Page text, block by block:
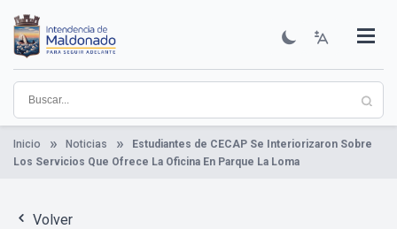
contenido
principal
Institucional
Municipios
Descubre Maldonado
Comunicación
Servicios
Guía De Trámites
Ver Noticias
Inicio Noticias
Estudiantes de CECAP Se Interiorizaron Sobre
Los Servicios Que Ofrece La Oficina En Parque La Loma
Volver